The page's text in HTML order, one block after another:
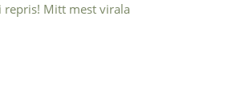
Mitt mest virala